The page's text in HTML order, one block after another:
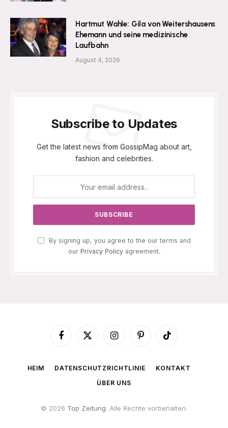
Hartmut Wahle: Gila von Weitershausens
Ehemann und seine medizinische
Laufbahn
August 4, 2026
Subscribe to Updates
Get the latest news from GossipMag about art,
fashion and celebrities.
By signing up, you agree to the our terms and
our Privacy Policyagreement.
Facebook
X
InstagramPinterestTikTok
HEIM DATENSCHUTZRICHTLINIE
KONTAKT
ÜBER UNS
© 2026 Top Zeitung. Alle Rechte vorbehalten.